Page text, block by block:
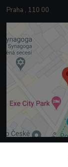
Praha , 110 00